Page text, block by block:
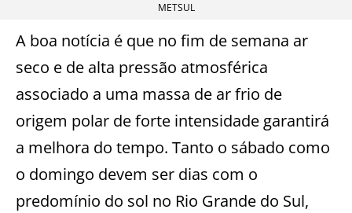
METSUL
A boa notícia é que no fim de semana ar
seco e de alta pressão atmosférica
associado a uma massa de ar frio de
origem polar de forte intensidade garantirá
a melhora do tempo. Tanto o sábado como
o domingo devem ser dias com o
predomínio do sol no Rio Grande do Sul,